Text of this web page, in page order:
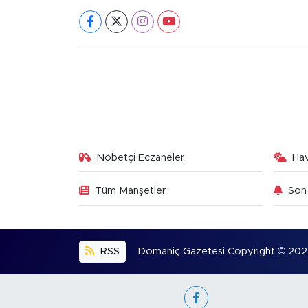
Nöbetçi Eczaneler
Tüm Manşetler
RSS Domaniç Gazetesi Copyright ©